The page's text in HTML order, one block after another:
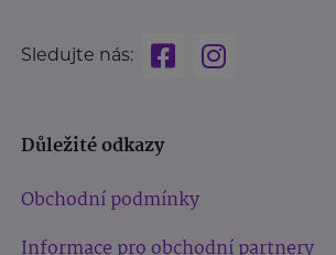
Sledujte nás:
Důležité odkazy
Obchodní podmínky
Informace pro obchodní partnery